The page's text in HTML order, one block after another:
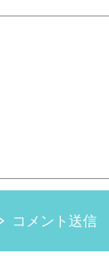
コメント送信